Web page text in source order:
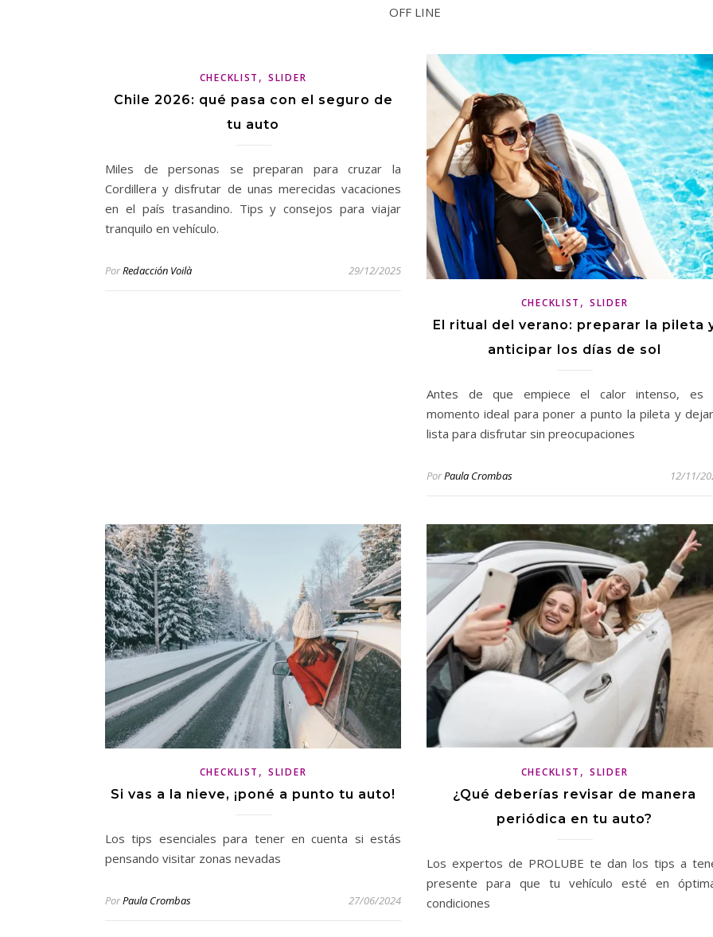
OFF LINE
CHECKLIST ,SLIDER
Chile 2026: qué pasa con el seguro de
tu auto
Miles de personas se preparan para cruzar la
Cordillera y disfrutar de unas merecidas vacaciones
en el país trasandino. Tips y consejos para viajar
tranquilo en vehículo.
PorRedacción Voilà 29/12/2025
CHECKLIST ,SLIDER
El ritual del verano: preparar la pileta
anticipar los días de sol
Antes de que empiece el calor intenso, es
momento ideal para poner a punto la pileta y
lista para disfrutar sin preocupaciones
PorPaula Crombas 12/11/
CHECKLIST ,SLIDER
Si vas a la nieve, ¡poné a punto tu auto!
Los tips esenciales para tener en cuenta si estás
pensando visitar zonas nevadas
PorPaula Crombas 27/06/2024
CHECKLIST ,SLIDER
¿Qué deberías revisar de manera
periódica en tu auto?
Los expertos de PROLUBE te dan los tips a
presente para que tu vehículo esté en
condiciones